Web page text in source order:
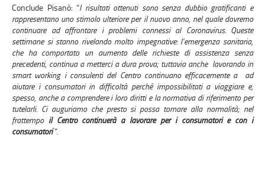
Conclude Pisanò: “I risultati ottenuti sono senza dubbio gratificanti e
rappresentano uno stimolo ulteriore per il nuovo anno, nel quale dovremo
continuare ad affrontare i problemi connessi al Coronavirus. Queste
settimane si stanno rivelando molto impegnative: l’emergenza sanitaria,
che ha comportato un aumento delle richieste di assistenza senza
precedenti, continua a metterci a dura prova; tuttavia anche lavorando in
smart working i consulenti del Centro continuano efficacemente a ad
aiutare i consumatori in difficoltà perché impossibilitati a viaggiare e,
spesso, anche a comprendere i loro diritti e la normativa di riferimento per
tutelarli. Ci auguriamo che presto si possa tornare alla normalità; nel
frattempo il Centro continuerà a lavorare per i consumatori e con i
consumatori“.